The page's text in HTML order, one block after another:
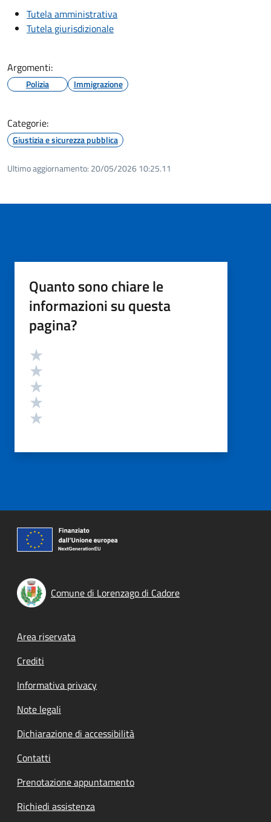
Tutela amministrativa
Tutela giurisdizionale
Argomenti:
Polizia Immigrazione
Categorie:
Giustizia e sicurezza pubblica
Ultimo aggiornamento: 20/05/2026 10:25.11
Quanto sono chiare le
informazioni su questa
pagina?
Valutazione
Comune di Lorenzago di Cadore
Footer menu
Area riservata
Crediti
Informativa privacy
Note legali
Dichiarazione di accessibilità
Contatti
Prenotazione appuntamento
Richiedi assistenza